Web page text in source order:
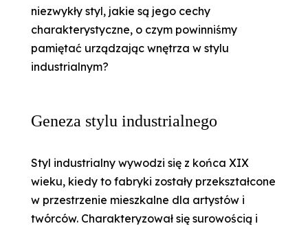
niezwykły styl, jakie są jego cechy
charakterystyczne, o czym powinniśmy
pamiętać urządzając wnętrza w stylu
industrialnym?
Geneza stylu industrialnego
Styl industrialny wywodzi się z końca XIX
wieku, kiedy to fabryki zostały przekształcone
w przestrzenie mieszkalne dla artystów i
twórców. Charakteryzował się surowością i